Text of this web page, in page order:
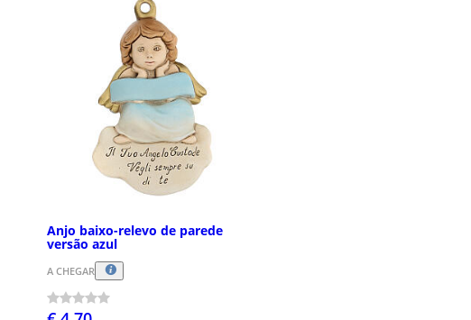
Anjo baixo-relevo de parede
versão azul
A CHEGAR